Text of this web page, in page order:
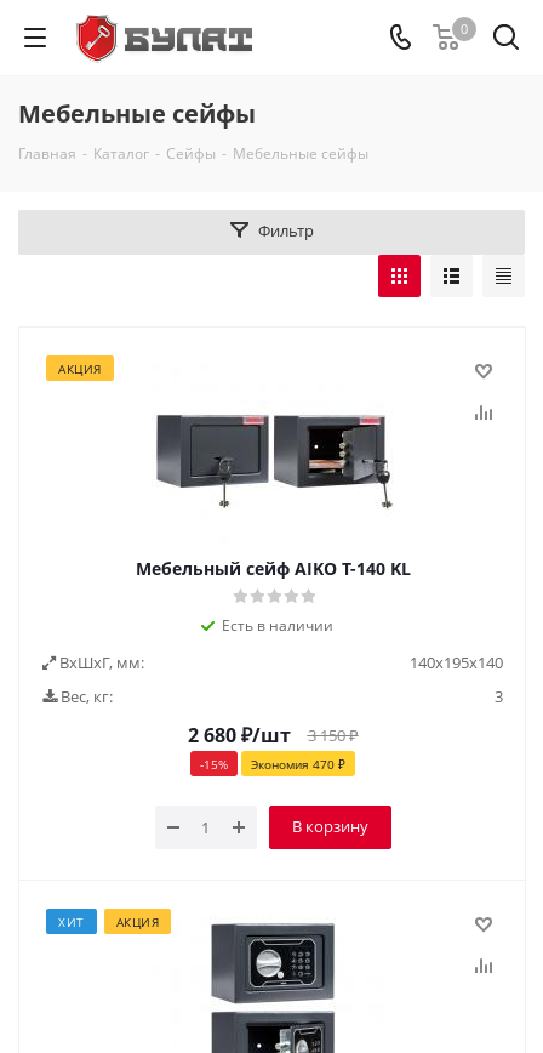
0
Мебельные сейфы
Главная - Каталог - Сейфы - Мебельные сейфы
Фильтр
АКЦИЯ
Мебельный сейф AIKO Т-140 KL
Есть в наличии
ВxШxГ, мм:
140х195х140
Вес, кг:
3
2 680₽/шт 3 150₽
-15% Экономия 470 ₽
В корзину
ХИТ АКЦИЯ